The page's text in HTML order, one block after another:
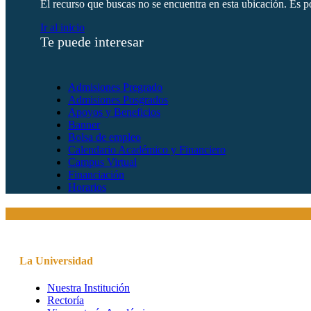
El recurso que buscas no se encuentra en esta ubicación. Es
Ir al inicio
Te puede interesar
Admisiones Pregrado
Admisiones Posgrados
Apoyos y Beneficios
Banner
Bolsa de empleo
Calendario Académico y Financiero
Campus Virtual
Financiación
Horarios
La Universidad
Nuestra Institución
Rectoría